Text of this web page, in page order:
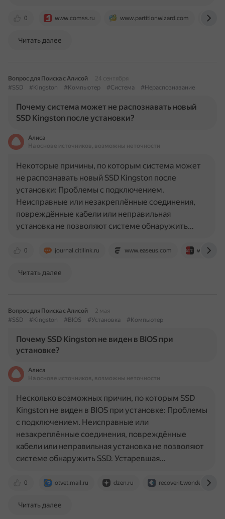
0 www.comss.ru www.partitionwizard.com
Читать далее
Вопрос для Поиска с Алисой
24 сентября
#SSD
#Kingston #Компьютер #Система #Нераспознавание
Почему система может не распознавать новый
SSD Kingston после установки?
Алиса
На основе источников, возможны неточности
0 journal.citilink.ru www.easeus.com
Некоторые причины, по которым система может
не распознавать новый SSD Kingston после
установки: Проблемы с подключением.
Неисправные или незакреплённые соединения,
повреждённые кабели или неправильная
установка не позволяют системе обнаружить…
Читать далее
Вопрос для Поиска с Алисой
2 мая
#SSD
#Kingston #BIOS #Установка #Компьютер
Почему SSD Kingston не виден в BIOS при
установке?
Алиса
На основе источников, возможны неточности
0 otvet.mail.ru dzen.ru
Несколько возможных причин, по которым SSD
Kingston не виден в BIOS при установке: Проблемы
с подключением. Неисправные или
незакреплённые соединения, повреждённые
кабели или неправильная установка не позволяют
системе обнаружить SSD. Устаревшая…
Читать далее